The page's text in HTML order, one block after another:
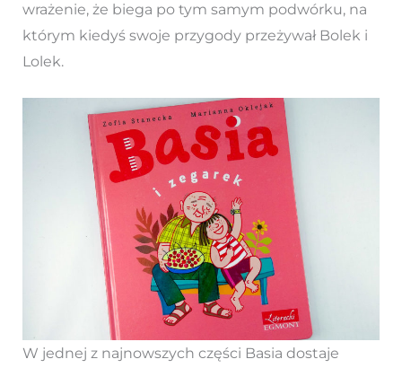
wrażenie, że biega po tym samym podwórku, na
którym kiedyś swoje przygody przeżywał Bolek i
Lolek.
W jednej z najnowszych części Basia dostaje